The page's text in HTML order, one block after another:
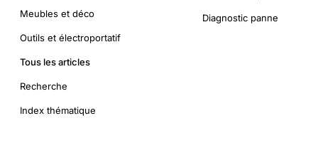
Meubles et déco
Outils et électroportatif
Tous les articles
Recherche
Index thématique
Diagnostic panne